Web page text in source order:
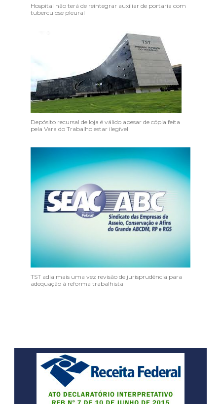
Hospital não terá de reintegrar auxiliar de portaria com
tuberculose pleural
Depósito recursal de loja é válido apesar de cópia feita
pela Vara do Trabalho estar ilegível
TST adia mais uma vez revisão de jurisprudência para
adequação à reforma trabalhista